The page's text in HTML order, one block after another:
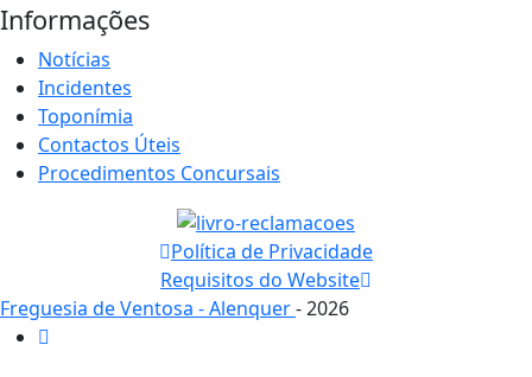
Informações
Notícias
Incidentes
Toponímia
Contactos Úteis
Procedimentos Concursais
Política de Privacidade
Requisitos do Website
Freguesia de Ventosa - Alenquer- 2026